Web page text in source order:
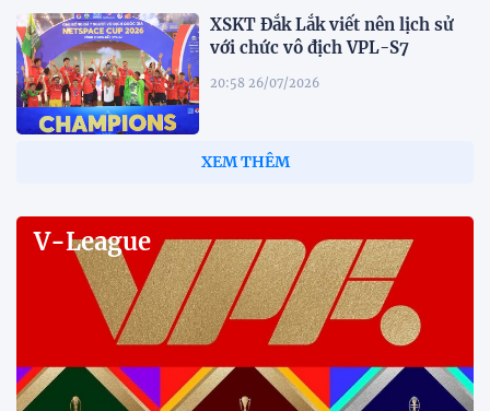
XSKT Đắk Lắk viết nên lịch sử
với chức vô địch VPL-S7
20:58 26/07/2026
XEM THÊM
V-League